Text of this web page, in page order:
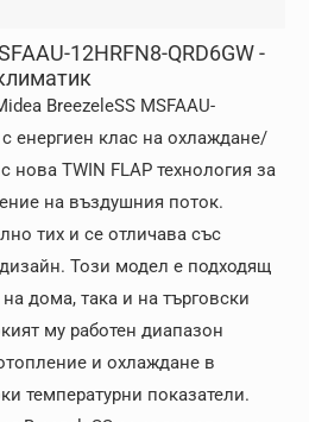
12HRFN8-QRD6GW -
BreezeleSS MSFAAU-
с енергиен клас на охлаждане/
TWIN FLAP технология за
на въздушния поток.
тих и се отличава със
Този модел е подходящ
дома, така и на търговски
му работен диапазон
и охлаждане в
температурни показатели.